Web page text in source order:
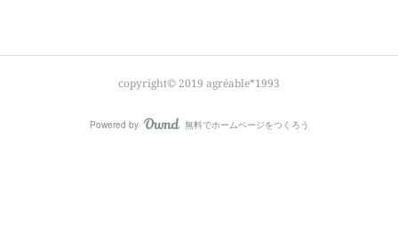
copyright© 2019 agréable*1993
Powered by AmebaOwnd
無料でホームページをつくろう